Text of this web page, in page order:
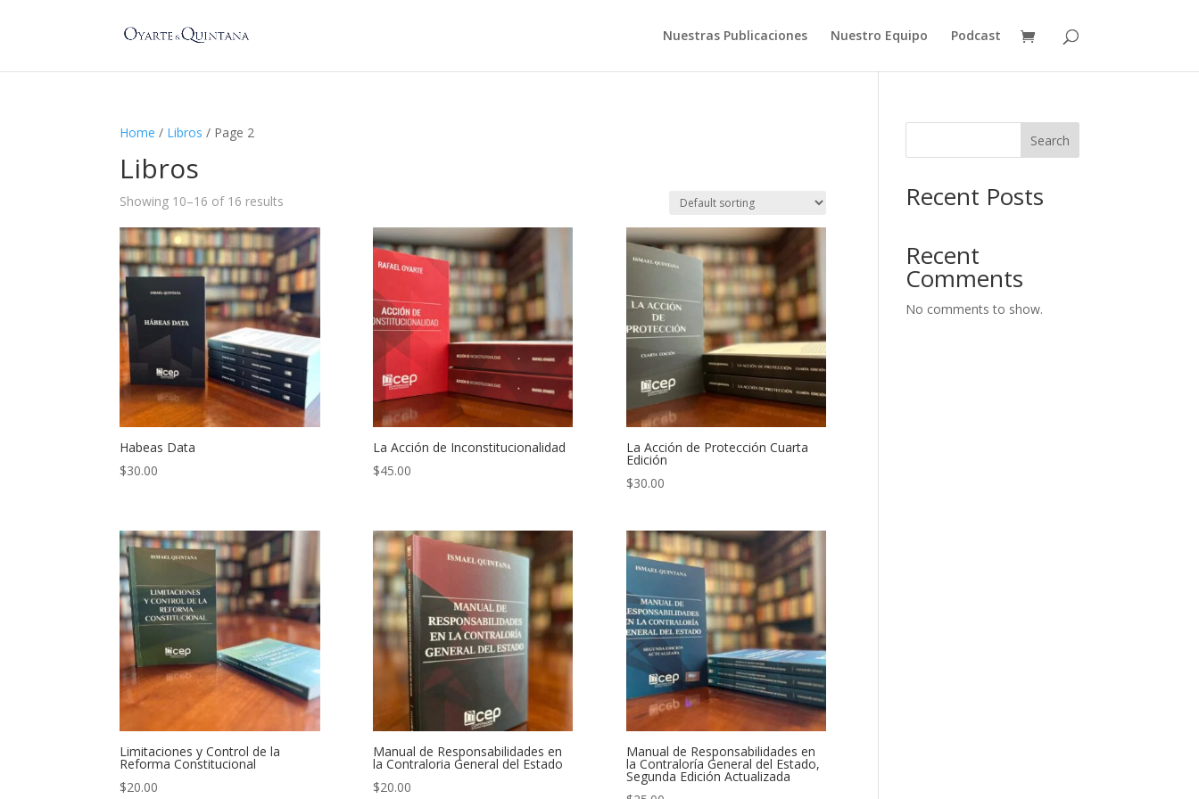
Nuestras Publicaciones Nuestro Equipo Podcast
Home / Libros / Page 2
Libros
Showing 10–16 of 16 results
Habeas Data
$30.00
La Acción de Inconstitucionalidad
$45.00
La Acción de Protección Cuarta
Edición
$30.00
Limitaciones y Control de la
Reforma Constitucional
$20.00
Manual de Responsabilidades en
la Contraloria General del Estado
$20.00
Manual de Responsabilidades en
la Contraloría General del Estado,
Segunda Edición Actualizada
Search
Recent Posts
Recent
Comments
No comments to show.